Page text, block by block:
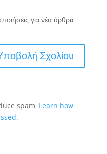
για νέα άρθρα
spam. Learn how